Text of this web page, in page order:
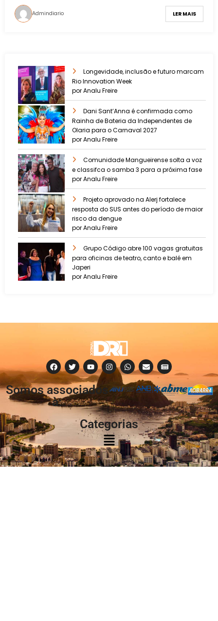
Admindiario LER MAIS
Longevidade, inclusão e futuro marcam
Rio Innovation Week
por Analu Freire
Dani Sant’Anna é confirmada como
Rainha de Bateria da Independentes de
Olaria para o Carnaval 2027
por Analu Freire
Comunidade Mangueirense solta a voz
e classifca o samba 3 para a próxima fase
por Analu Freire
Projeto aprovado na Alerj fortalece
resposta do SUS antes do período de maior
risco da dengue
por Analu Freire
Grupo Código abre 100 vagas gratuitas
para oficinas de teatro, canto e balé em
Japeri
por Analu Freire
Somos associados
à:
Categorias